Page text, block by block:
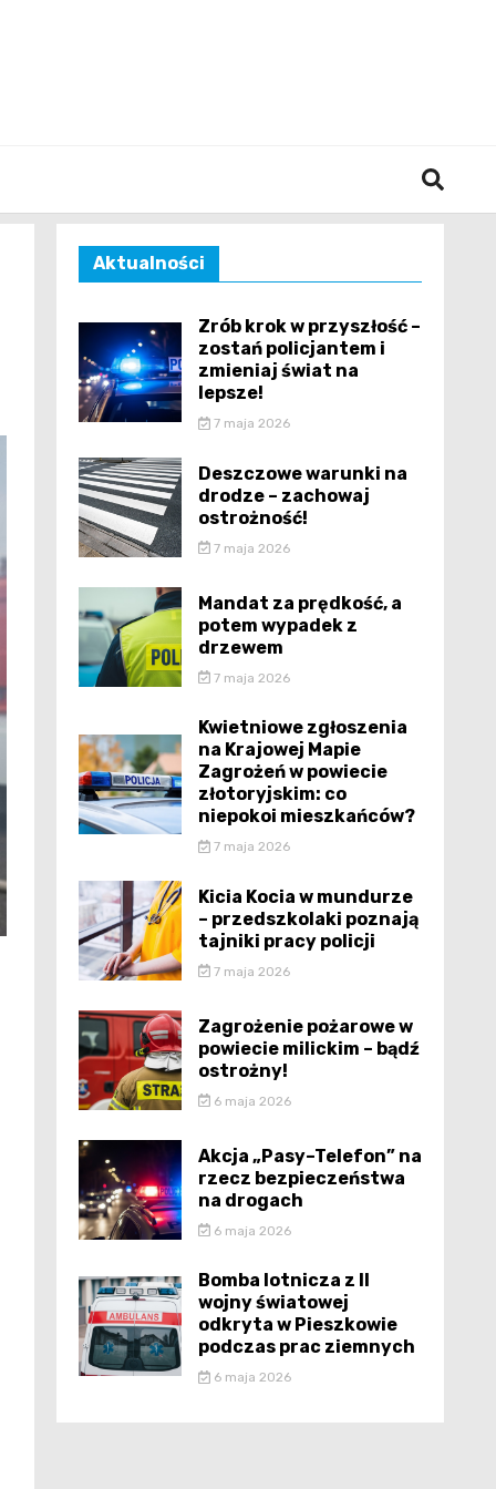
Aktualności
Zrób krok w przyszłość –
zostań policjantem i
zmieniaj świat na
lepsze!
7 maja 2026
Deszczowe warunki na
drodze – zachowaj
ostrożność!
7 maja 2026
Mandat za prędkość, a
potem wypadek z
drzewem
7 maja 2026
Kwietniowe zgłoszenia
na Krajowej Mapie
Zagrożeń w powiecie
złotoryjskim: co
niepokoi mieszkańców?
7 maja 2026
Kicia Kocia w mundurze
– przedszkolaki poznają
tajniki pracy policji
7 maja 2026
Zagrożenie pożarowe w
powiecie milickim – bądź
ostrożny!
6 maja 2026
Akcja „Pasy–Telefon” na
rzecz bezpieczeństwa
na drogach
6 maja 2026
Bomba lotnicza z II
wojny światowej
odkryta w Pieszkowie
podczas prac ziemnych
6 maja 2026